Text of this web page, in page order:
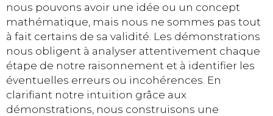
nous pouvons avoir une idée ou un concept
mathématique, mais nous ne sommes pas tout
à fait certains de sa validité. Les démonstrations
nous obligent à analyser attentivement chaque
étape de notre raisonnement et à identifier les
éventuelles erreurs ou incohérences. En
clarifiant notre intuition grâce aux
démonstrations, nous construisons une